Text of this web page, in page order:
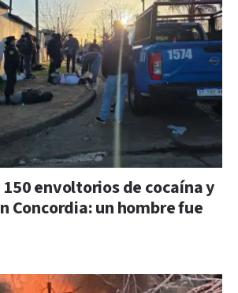
envoltorios de cocaína y
Concordia: un hombre fue